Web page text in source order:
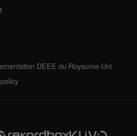
DEEE du Royaume-Uni